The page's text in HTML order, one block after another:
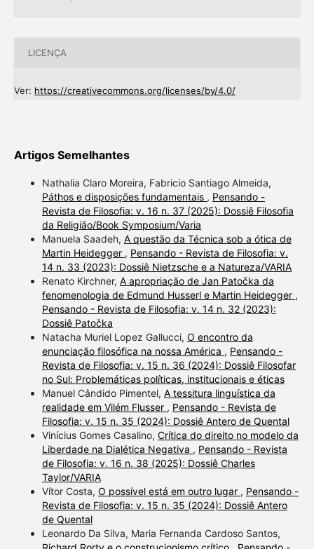
LICENÇA
Ver: https://creativecommons.org/licenses/by/4.0/
Artigos Semelhantes
Nathalia Claro Moreira, Fabricio Santiago Almeida,
Páthos e disposições fundamentais , Pensando -
Revista de Filosofia: v. 16 n. 37 (2025): Dossiê Filosofia
da Religião/Book Symposium/Varia
Manuela Saadeh, A questão da Técnica sob a ótica de
Martin Heidegger , Pensando - Revista de Filosofia: v.
14 n. 33 (2023): Dossiê Nietzsche e a Natureza/VARIA
Renato Kirchner, A apropriação de Jan Patočka da
fenomenologia de Edmund Husserl e Martin Heidegger ,
Pensando - Revista de Filosofia: v. 14 n. 32 (2023):
Dossiê Patočka
Natacha Muriel Lopez Gallucci, O encontro da
enunciação filosófica na nossa América , Pensando -
Revista de Filosofia: v. 15 n. 36 (2024): Dossiê Filosofar
no Sul: Problemáticas políticas, institucionais e éticas
Manuel Cândido Pimentel, A tessitura linguística da
realidade em Vilém Flusser , Pensando - Revista de
Filosofia: v. 15 n. 35 (2024): Dossiê Antero de Quental
Vinícius Gomes Casalino, Crítica do direito no modelo da
Liberdade na Dialética Negativa , Pensando - Revista
de Filosofia: v. 16 n. 38 (2025): Dossiê Charles
Taylor/VARIA
Vítor Costa, O possível está em outro lugar , Pensando -
Revista de Filosofia: v. 15 n. 35 (2024): Dossiê Antero
de Quental
Leonardo Da Silva, Maria Fernanda Cardoso Santos,